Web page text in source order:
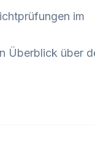
im
Überblick über